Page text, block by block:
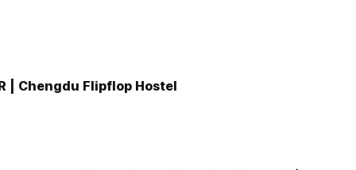
| Chengdu Flipflop Hostel